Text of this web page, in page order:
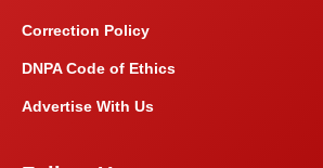
Correction Policy
DNPA Code of Ethics
Advertise With Us